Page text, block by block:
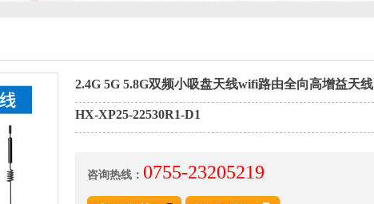
2.4G 5G 5.8G双频小吸盘天线wifi路由全向高增益天线
HX-XP25-22530R1-D1
咨询热线： 0755-23205219